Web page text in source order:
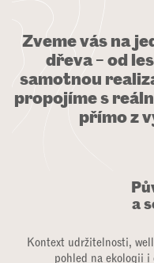
Zveme vás na
dřeva – od
samotnou
propojíme s
přímo z
Kontext udržitelnosti,
pohled na ekologii i
a